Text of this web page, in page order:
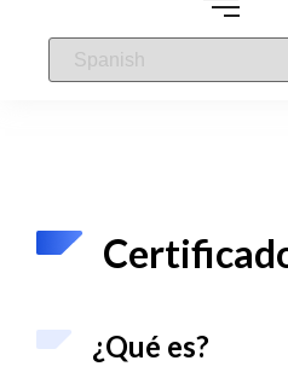
¿Qué es?